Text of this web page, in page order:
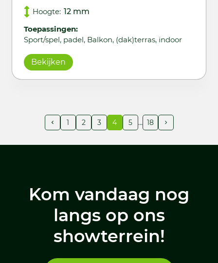
Hoogte: 12 mm
Toepassingen:
Sport/spel, padel, Balkon, (dak)terras, indoor
Bekijken
1 2 3 4 5 18
Kom vandaag nog
langs op ons
showterrein!